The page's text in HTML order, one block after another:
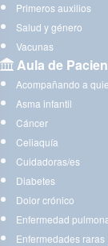
Primeros auxilios
Salud y género
Vacunas
Aula de
Acompañando a
Asma infantil
Cáncer
Celiaquía
Cuidadoras/es
Diabetes
Dolor crónico
Enfermedad
Enfermedades raras